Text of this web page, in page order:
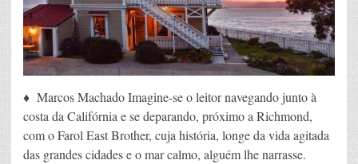
♦ Marcos Machado Imagine-se o leitor navegando junto à
costa da Califórnia e se deparando, próximo a Richmond,
com o Farol East Brother, cuja história, longe da vida agitada
das grandes cidades e o mar calmo, alguém lhe narrasse.